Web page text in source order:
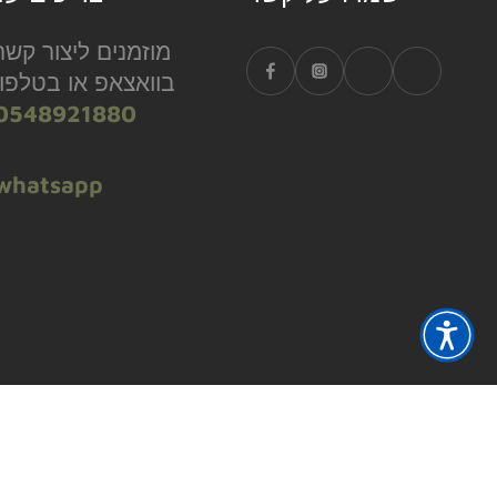
מוזמנים ליצור
בוואצאפ או